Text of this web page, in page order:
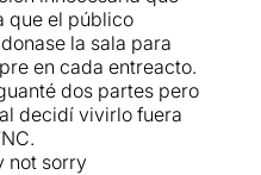
que el público
la sala para
en cada entreacto.
dos partes pero
decidí vivirlo fuera
not sorry